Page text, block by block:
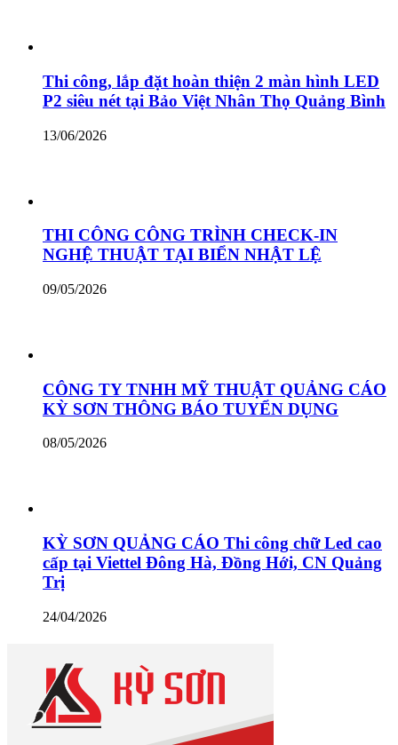
Thi công, lắp đặt hoàn thiện 2 màn hình LED
P2 siêu nét tại Bảo Việt Nhân Thọ Quảng Bình
13/06/2026
THI CÔNG CÔNG TRÌNH CHECK-IN
NGHỆ THUẬT TẠI BIỂN NHẬT LỆ
09/05/2026
CÔNG TY TNHH MỸ THUẬT QUẢNG CÁO
KỲ SƠN THÔNG BÁO TUYỂN DỤNG
08/05/2026
KỲ SƠN QUẢNG CÁO Thi công chữ Led cao
cấp tại Viettel Đông Hà, Đồng Hới, CN Quảng
Trị
24/04/2026